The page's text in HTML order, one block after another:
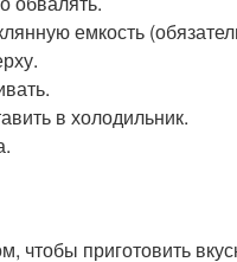
емкость
в холодильник.
приготовить